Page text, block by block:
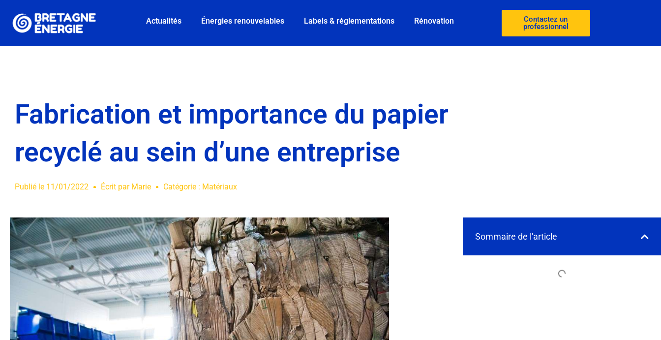
Actualités Énergies renouvelables Labels & réglementations Rénovation
Contactez un
professionnel
Fabrication et importance du papier
recyclé au sein d’une entreprise
Publié le 11/01/2022 Écrit parMarie Catégorie : Matériaux
Sommaire de l'article